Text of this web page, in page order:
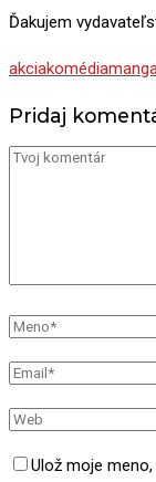
Ďakujem
akciakomédia
Pridaj
Ulož moje